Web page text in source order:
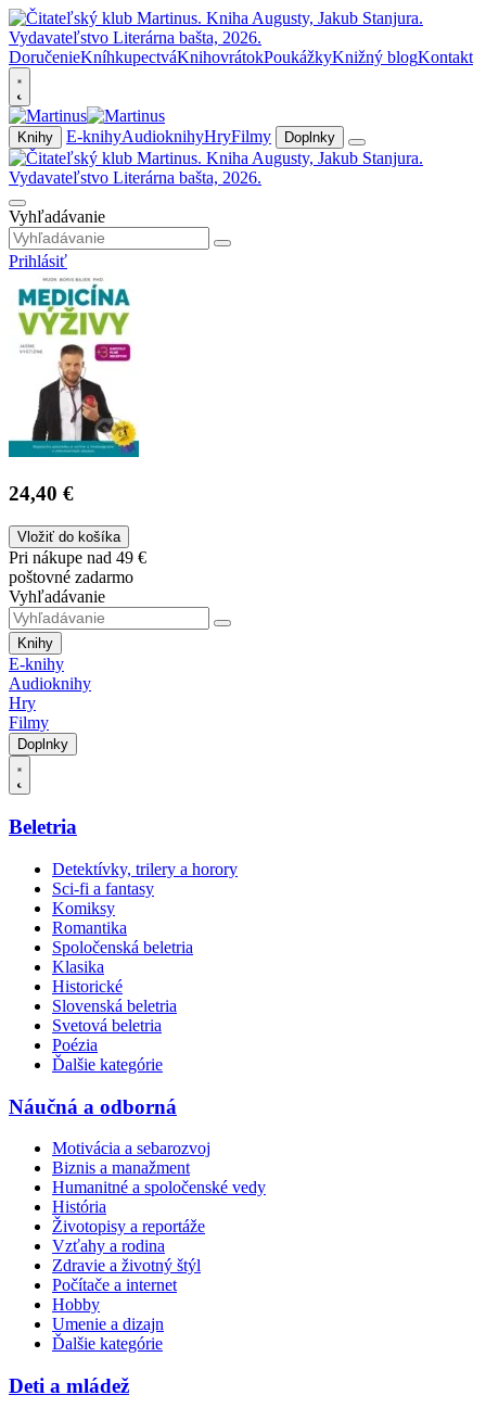
DoručenieKníhkupectváKnihovrátokPoukážkyKnižný blogKontakt
Knihy E-knihyAudioknihyHryFilmy Doplnky
Vyhľadávanie
Prihlásiť
24,40 €
Vložiť do košíka
Pri nákupe nad 49 €
poštovné zadarmo
Vyhľadávanie
Knihy
E-knihy
Audioknihy
Hry
Filmy
Doplnky
Beletria
Detektívky, trilery a horory
Sci-fi a fantasy
Komiksy
Romantika
Spoločenská beletria
Klasika
Historické
Slovenská beletria
Svetová beletria
Poézia
Ďalšie kategórie
Náučná a odborná
Motivácia a sebarozvoj
Biznis a manažment
Humanitné a spoločenské vedy
História
Životopisy a reportáže
Vzťahy a rodina
Zdravie a životný štýl
Počítače a internet
Hobby
Umenie a dizajn
Ďalšie kategórie
Deti a mládež